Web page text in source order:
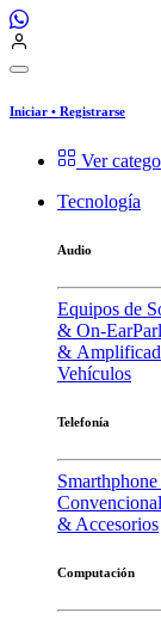
Iniciar • Registrarse
Ver
Tecnología
Audio
Equipos de
& On-Ear
&
Vehículos
Telefonía
& Accesorios
Computación